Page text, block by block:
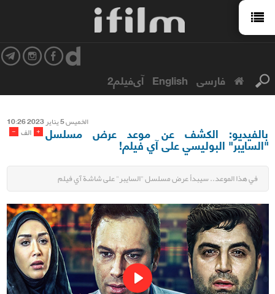
فارسی English آی‌فیلم2
الخمیس 5 ینایر 2023 10:26
- الف + بالفيديو: الكشف عن موعد عرض مسلسل
"السايبر" البوليسي على آي فيلم!
في هذا الموعد.. سيبدأ عرض مسلسل "السايبر" على شاشة آي فيلم
Play